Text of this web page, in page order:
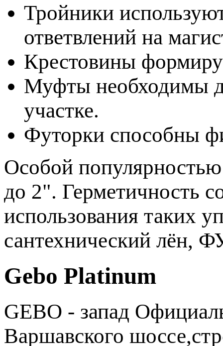
Тройники
ответвлений на
Крестовины
Муфты необходимы
участке.
Футорки способны
Особой
до 2". Герметичность
использования таких
сантехнический лён,
Gebo Platinum
GEBO - запад
Варшавского